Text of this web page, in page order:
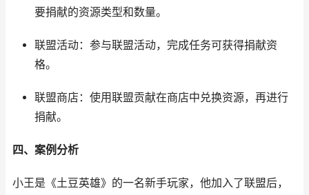
要捐献的资源类型和数量。
联盟活动：参与联盟活动，完成任务可获得捐献资
格。
联盟商店：使用联盟贡献在商店中兑换资源，再进行
捐献。
四、案例分析
小王是《土豆英雄》的一名新手玩家，他加入了联盟后，